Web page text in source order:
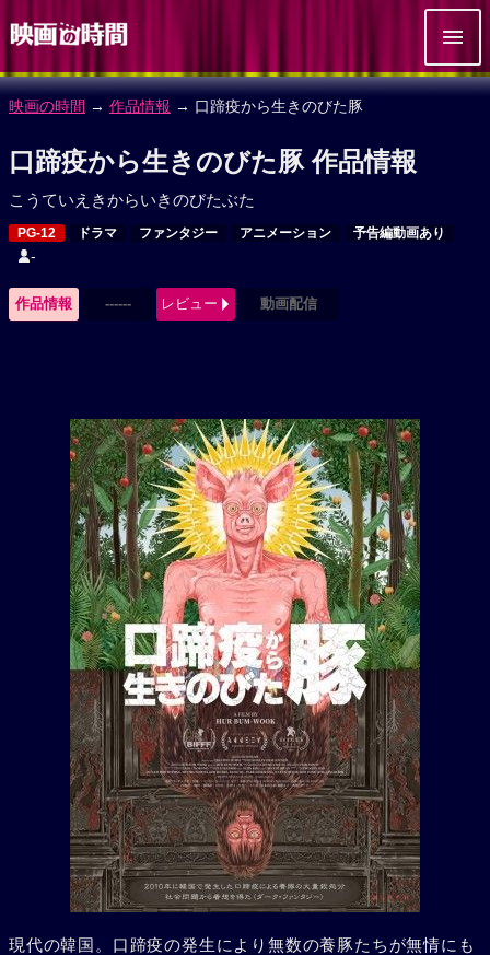
映画の時間 → 作品情報 → 口蹄疫から生きのびた豚
口蹄疫から生きのびた豚 作品情報
こうていえきからいきのびたぶた
PG-12 ドラマ ファンタジー アニメーション 予告編動画あり
-
作品情報 ------ レビュー 動画配信
現代の韓国。口蹄疫の発生により無数の養豚たちが無情にも